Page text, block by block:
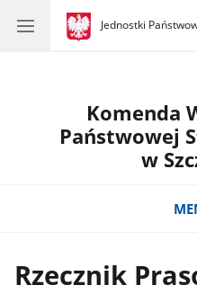
gov.pl
Jednostki
gov.pl
Jednostki
Komenda
Państwowej
w
Rzecznik